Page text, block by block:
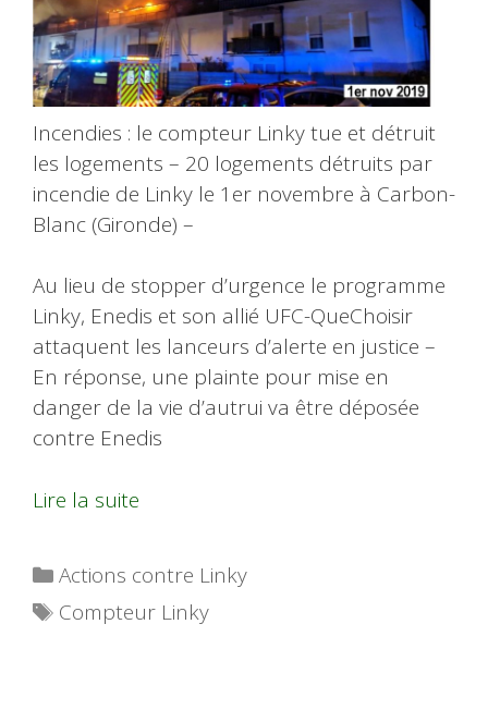
Incendies : le compteur Linky tue et détruit
les logements – 20 logements détruits par
incendie de Linky le 1er novembre à Carbon-
Blanc (Gironde) –
Au lieu de stopper d’urgence le programme
Linky, Enedis et son allié UFC-QueChoisir
attaquent les lanceurs d’alerte en justice –
En réponse, une plainte pour mise en
danger de la vie d’autrui va être déposée
contre Enedis
Lire la suite
Catégories
Actions contre Linky
Étiquettes
Compteur Linky